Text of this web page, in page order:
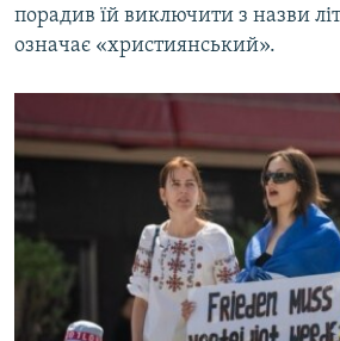
порадив їй виключити з назви
означає «християнський».